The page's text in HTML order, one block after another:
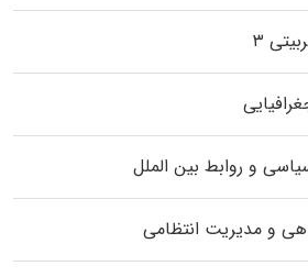
۳
و روابط بین الملل
و مدیریت انتظامی